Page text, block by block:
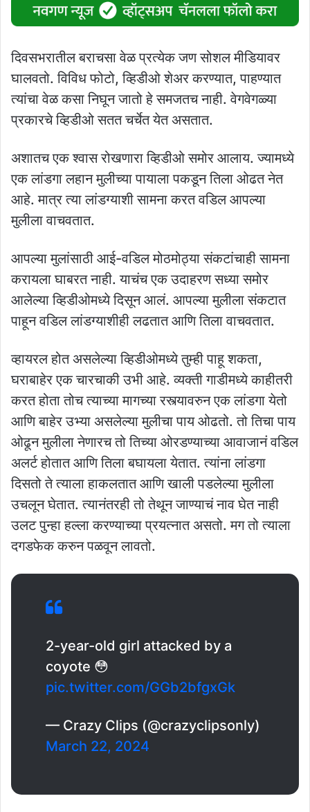
दिवसभरातील बराचसा वेळ प्रत्येक जण सोशल मीडियावर
घालवतो. विविध फोटो, व्हिडीओ शेअर करण्यात, पाहण्यात
त्यांचा वेळ कसा निघून जातो हे समजतच नाही. वेगवेगळ्या
प्रकारचे व्हिडीओ सतत चर्चेत येत असतात.
अशातच एक श्वास रोखणारा व्हिडीओ समोर आलाय. ज्यामध्ये
एक लांडगा लहान मुलीच्या पायाला पकडून तिला ओढत नेत
आहे. मात्र त्या लांडग्याशी सामना करत वडिल आपल्या
मुलीला वाचवतात.
आपल्या मुलांसाठी आई-वडिल मोठमोठ्या संकटांचाही सामना
करायला घाबरत नाही. याचंच एक उदाहरण सध्या समोर
आलेल्या व्हिडीओमध्ये दिसून आलं. आपल्या मुलीला संकटात
पाहून वडिल लांडग्याशीही लढतात आणि तिला वाचवतात.
व्हायरल होत असलेल्या व्हिडीओमध्ये तुम्ही पाहू शकता,
घराबाहेर एक चारचाकी उभी आहे. व्यक्ती गाडीमध्ये काहीतरी
करत होता तोच त्याच्या मागच्या रस्त्यावरुन एक लांडगा येतो
आणि बाहेर उभ्या असलेल्या मुलीचा पाय ओढतो. तो तिचा पाय
ओढून मुलीला नेणारच तो तिच्या ओरडण्याच्या आवाजानं वडिल
अलर्ट होतात आणि तिला बघायला येतात. त्यांना लांडगा
दिसतो ते त्याला हाकलतात आणि खाली पडलेल्या मुलीला
उचलून घेतात. त्यानंतरही तो तेथून जाण्याचं नाव घेत नाही
उलट पुन्हा हल्ला करण्याच्या प्रयत्नात असतो. मग तो त्याला
दगडफेक करुन पळवून लावतो.
2-year-old girl attacked by a
coyote 😳
pic.twitter.com/GGb2bfgxGk
— Crazy Clips (@crazyclipsonly)
March 22, 2024